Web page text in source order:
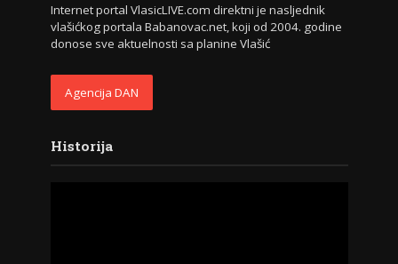
Internet portal VlasicLIVE.com direktni je nasljednik
vlašićkog portala Babanovac.net, koji od 2004. godine
donose sve aktuelnosti sa planine Vlašić
Agencija DAN
Historija